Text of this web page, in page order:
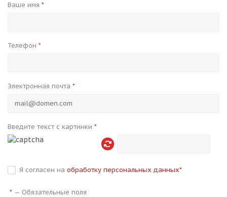
Ваше имя *
Телефон *
Электронная почта *
Введите текст с картинки *
Я согласен на обработку персональных данных*
* — Обязательные поля